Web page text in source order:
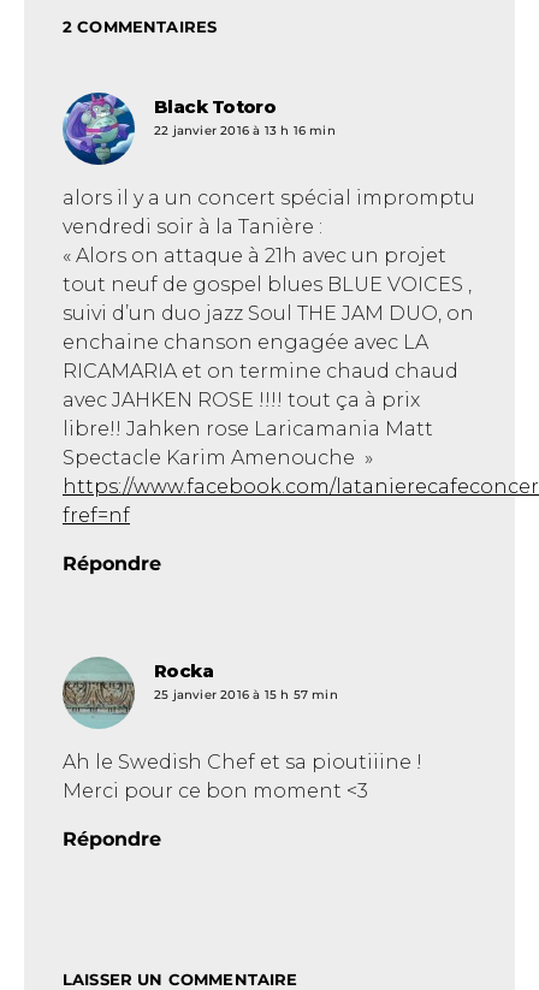
2 COMMENTAIRES
Black Totoro
22 janvier 2016 à 13 h 16 min
alors il y a un concert spécial impromptu
vendredi soir à la Tanière :
« Alors on attaque à 21h avec un projet
tout neuf de gospel blues BLUE VOICES ,
suivi d’un duo jazz Soul THE JAM DUO, on
enchaine chanson engagée avec LA
RICAMARIA et on termine chaud chaud
avec JAHKEN ROSE !!!! tout ça à prix
libre!! Jahken rose Laricamania Matt
Spectacle Karim Amenouche »
https://www.facebook.com/
fref=nf
Répondre
Rocka
25 janvier 2016 à 15 h 57 min
Ah le Swedish Chef et sa pioutiiine !
Merci pour ce bon moment <3
Répondre
LAISSER UN COMMENTAIRE